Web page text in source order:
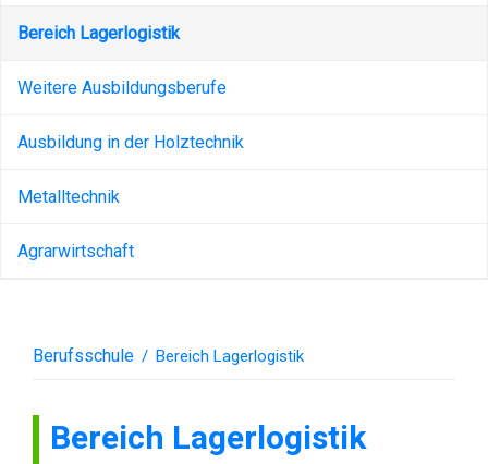
Bereich Lagerlogistik
Weitere Ausbildungsberufe
Ausbildung in der Holztechnik
Metalltechnik
Agrarwirtschaft
Berufsschule / Bereich Lagerlogistik
Bereich Lagerlogistik